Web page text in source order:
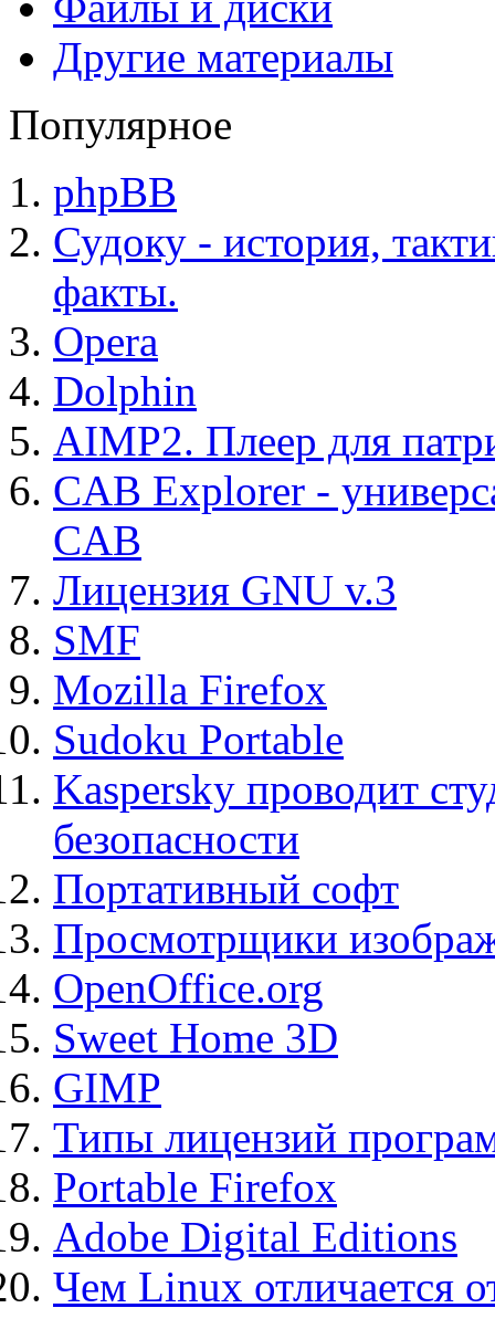
Другие материалы
Популярное
phpBB
Судоку - история,
факты.
Opera
Dolphin
AIMP2. Плеер для
CAB Explorer -
CAB
Лицензия GNU v.3
SMF
Mozilla Firefox
Sudoku Portable
Kaspersky проводит
безопасности
Портативный софт
Просмотрщики
OpenOffice.org
Sweet Home 3D
GIMP
Типы лицензий
Portable Firefox
Adobe Digital Editions
Чем Linux отличается